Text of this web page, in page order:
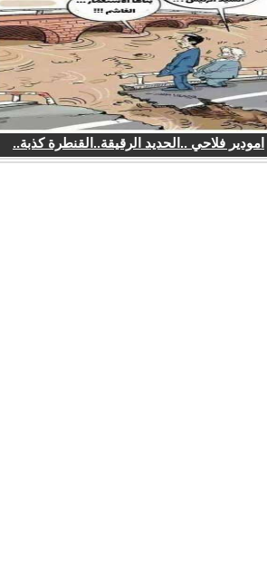
امودير فلاحي ..الحديد الرقيقة..القنطرة كذبة..